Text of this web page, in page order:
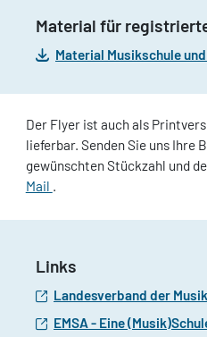
Material für
Material Musikschule und
Der Flyer ist auch als
lieferbar. Senden Sie uns Ihre
gewünschten Stückzahl und
Mail .
Links
Landesverband der
EMSA - Eine